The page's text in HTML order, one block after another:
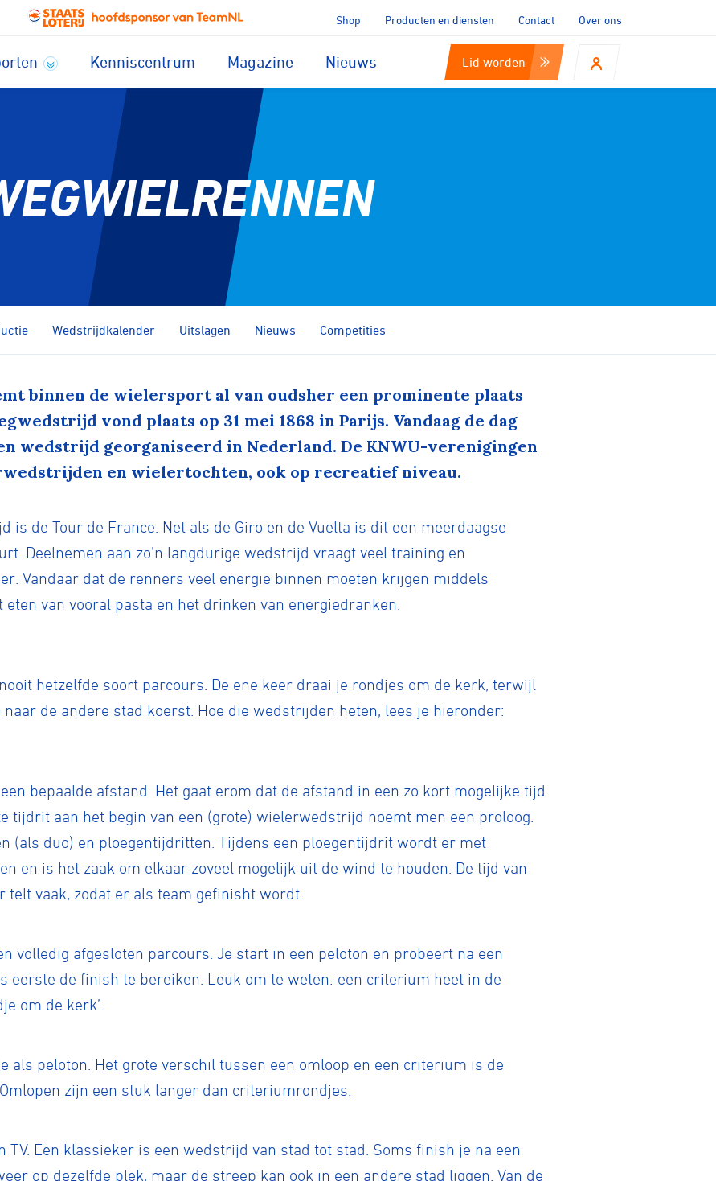
Shop Producten en diensten Contact Over ons
Kenniscentrum Magazine Nieuws Lid worden
Wedstrijdkalender Uitslagen Nieuws Competities
binnen de wielersport al van oudsher een prominente plaats
vond plaats op 31 mei 1868 in Parijs. Vandaag de dag
wedstrijd georganiseerd in Nederland. De KNWU-verenigingen
en wielertochten, ook op recreatief niveau.
is de Tour de France. Net als de Giro en de Vuelta is dit een meerdaagse
Deelnemen aan zo’n langdurige wedstrijd vraagt veel training en
Vandaar dat de renners veel energie binnen moeten krijgen middels
eten van vooral pasta en het drinken van energiedranken.
hetzelfde soort parcours. De ene keer draai je rondjes om de kerk, terwijl
de andere stad koerst. Hoe die wedstrijden heten, lees je hieronder:
bepaalde afstand. Het gaat erom dat de afstand in een zo kort mogelijke tijd
tijdrit aan het begin van een (grote) wielerwedstrijd noemt men een proloog.
(als duo) en ploegentijdritten. Tijdens een ploegentijdrit wordt er met
en is het zaak om elkaar zoveel mogelijk uit de wind te houden. De tijd van
telt vaak, zodat er als team gefinisht wordt.
volledig afgesloten parcours. Je start in een peloton en probeert na een
eerste de finish te bereiken. Leuk om te weten: een criterium heet in de
om de kerk’.
als peloton. Het grote verschil tussen een omloop en een criterium is de
zijn een stuk langer dan criteriumrondjes.
TV. Een klassieker is een wedstrijd van stad tot stad. Soms finish je na een
op dezelfde plek, maar de streep kan ook in een andere stad liggen. Van de